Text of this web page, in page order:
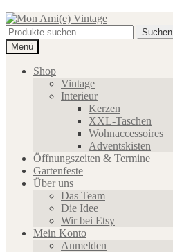
Zur
Navigation
springen
Zum
Inhalt
springen
Suche
nach:
Suchen
Menü
Shop
Vintage
Interieur
Kerzen
XXL-Taschen
Wohnaccessoires
Adventskisten
Öffnungszeiten & Termine
Gartenfeste
Über uns
Das Team
Die Idee
Wir bei Etsy
Mein Konto
Anmelden